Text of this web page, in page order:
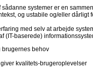
systemer er en
og ustabile og/eller dårligt
med selv at arbejde
(IT-baserede)
brugernes behov
kvalitets-brugeroplevelser